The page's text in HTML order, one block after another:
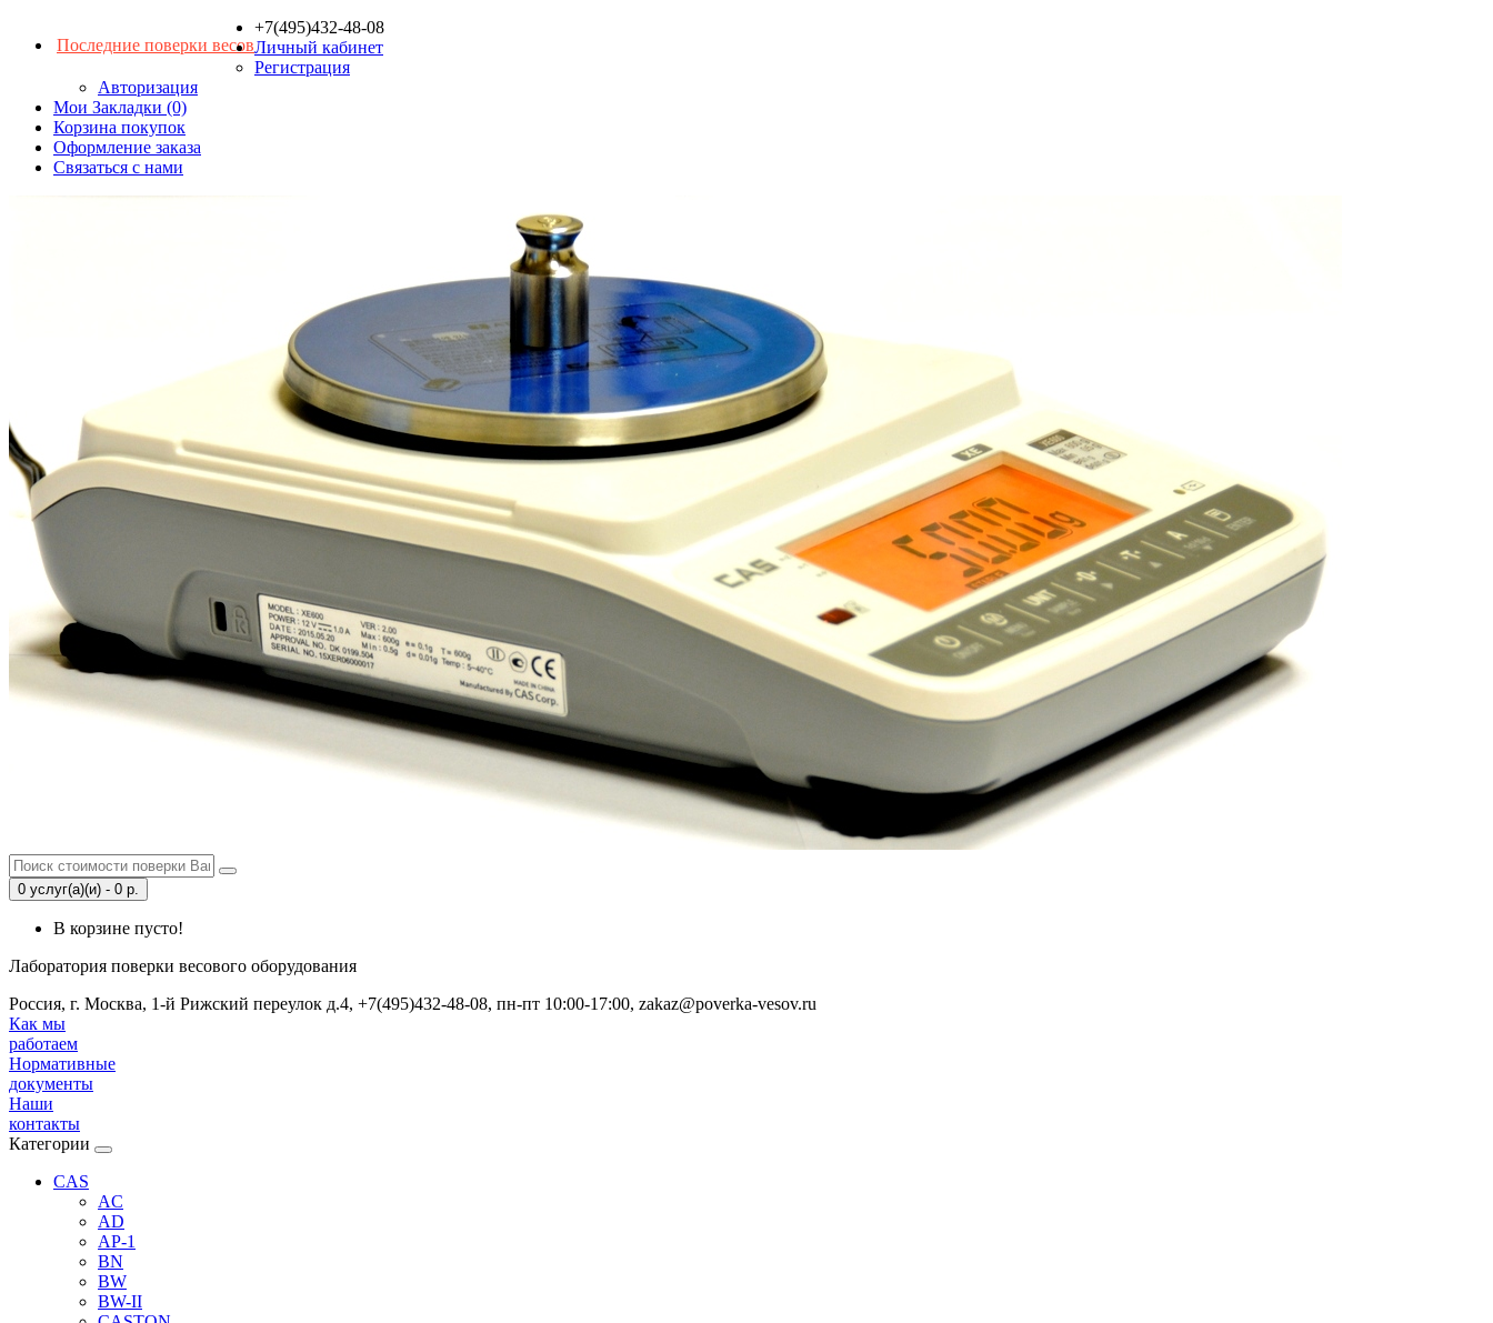
Последние поверки весов
+7(495)432-48-08
Личный кабинет
Регистрация
Авторизация
Мои Закладки (0)
Корзина покупок
Оформление заказа
Связаться с нами
0 услуг(а)(и) - 0 р.
В корзине пусто!
Лаборатория поверки весового оборудования
Россия, г. Москва, 1-й Рижский переулок д.4, +7(495)432-48-08, пн-пт 10:00-17:00, zakaz@poverka-vesov.ru
Как мы
работаем
Нормативные
документы
Наши
контакты
Категории
CAS
AC
AD
AP-1
BN
BW
BW-II